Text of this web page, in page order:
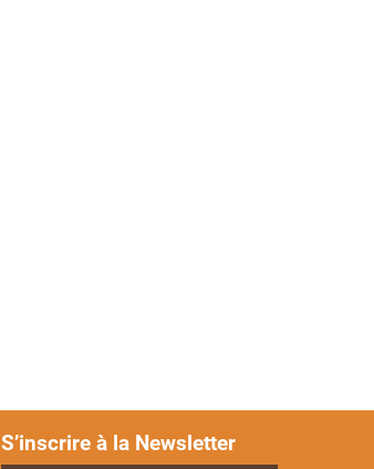
S’inscrire à la Newsletter